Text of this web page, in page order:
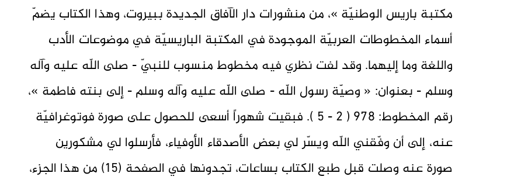
مكتبة باريس الوطنيّة »، من منشورات دار الآفاق الجديدة ببيروت، وهذا الكتاب يضمّ
أسماء المخطوطات العربيّة الموجودة في المكتبة الباريسيّة في موضوعات الأدب
واللغة وما إليهما. وقد لفت نظري فيه مخطوط منسوب للنبيّ - صلى اللّه عليه وآله
وسلم - بعنوان: « وصيّة رسول اللّه - صلى اللّه عليه وآله وسلم - إلى بنته فاطمة »،
رقم المخطوط: 978 ( 2 - 5 ). فبقيت شهوراً أسعى للحصول على صورة فوتوغرافيّة
عنه، إلى أن وفّقني اللّه ويسّر لي بعض الأصدقاء الأوفياء، فأرسلوا لي مشكورين
صورة عنه وصلت قبل طبع الكتاب بساعات، تجدونها في الصفحة (15) من هذا الجزء،